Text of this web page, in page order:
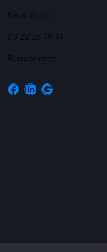
Nous écrire
03 22 26 99 91
Recrutement